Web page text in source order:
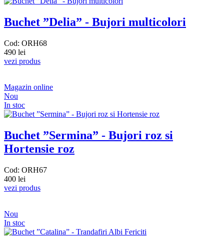
Buchet ”Delia” - Bujori multicolori
Cod: ORH68
490 lei
vezi produs
Magazin online
Nou
In stoc
Buchet ”Sermina” - Bujori roz si
Hortensie roz
Cod: ORH67
400 lei
vezi produs
Nou
In stoc